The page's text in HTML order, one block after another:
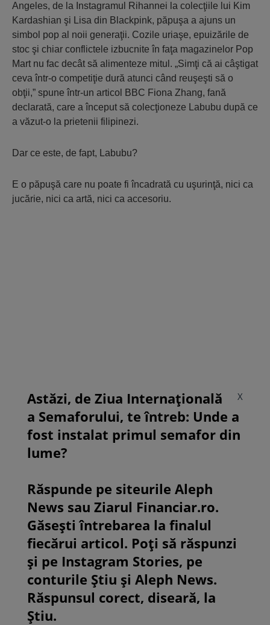
Angeles, de la Instagramul Rihannei la colecţiile lui Kim
Kardashian şi Lisa din Blackpink, păpuşa a ajuns un
simbol pop al noii generaţii. Cozile uriaşe, epuizările de
stoc şi chiar conflictele izbucnite în faţa magazinelor Pop
Mart nu fac decât să alimenteze mitul. „Simţi că ai câştigat
ceva într-o competiţie dură atunci când reuşeşti să o
obţii,” spune într-un articol BBC Fiona Zhang, fană
declarată, care a început să colecţioneze Labubu după ce
a văzut-o la prietenii filipinezi.
Dar ce este, de fapt, Labubu?
E o păpuşă care nu poate fi încadrată cu uşurinţă, nici ca
jucărie, nici ca artă, nici ca accesoriu.
X
Astăzi, de Ziua Internațională
a Semaforului, te întreb: Unde a
fost instalat primul semafor din
lume?
Răspunde pe siteurile Aleph
News sau Ziarul Financiar.ro.
Găsești întrebarea la finalul
fiecărui articol. Poți să răspunzi
și pe Instagram Stories, pe
conturile Știu și Aleph News.
Răspunsul corect, diseară, la
Știu.